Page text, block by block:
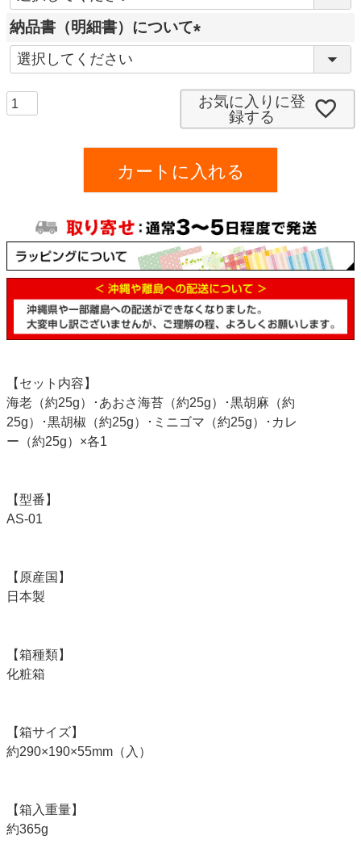
必
須
納品書（明細書）について
必
須
)
お気に入りに登
録する
カートに入れる
【セット内容】
海老（約25g）･あおさ海苔（約25g）･黒胡麻（約
25g）･黒胡椒（約25g）･ミニゴマ（約25g）･カレ
ー（約25g）×各1
【型番】
AS-01
【原産国】
日本製
【箱種類】
化粧箱
【箱サイズ】
約290×190×55mm（入）
【箱入重量】
約365g